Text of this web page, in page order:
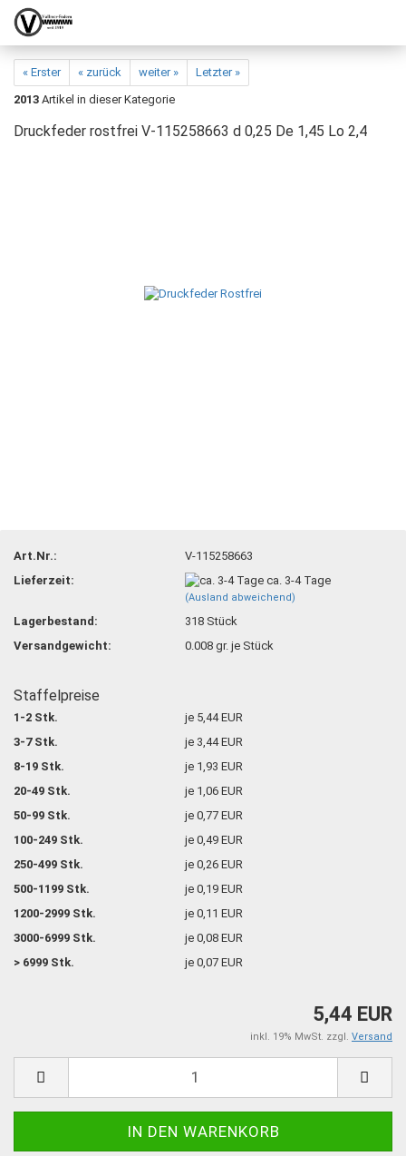
« Erster « zurück weiter »
Letzter »
2013 Artikel in dieser Kategorie
Druckfeder rostfrei V-115258663 d 0,25 De 1,45 Lo 2,4
Art.Nr.:
V-115258663
Lieferzeit:
ca. 3-4 Tage
(Ausland abweichend)
Lagerbestand: 318 Stück
Versandgewicht:
0.008 gr. je Stück
Staffelpreise
1-2 Stk.
je 5,44 EUR
3-7 Stk.
je 3,44 EUR
8-19 Stk.
je 1,93 EUR
20-49 Stk.
je 1,06 EUR
50-99 Stk.
je 0,77 EUR
100-249 Stk.
je 0,49 EUR
250-499 Stk.
je 0,26 EUR
500-1199 Stk.
je 0,19 EUR
1200-2999 Stk.
je 0,11 EUR
3000-6999 Stk.
je 0,08 EUR
> 6999 Stk.
je 0,07 EUR
5,44 EUR
inkl. 19% MwSt. zzgl. Versand